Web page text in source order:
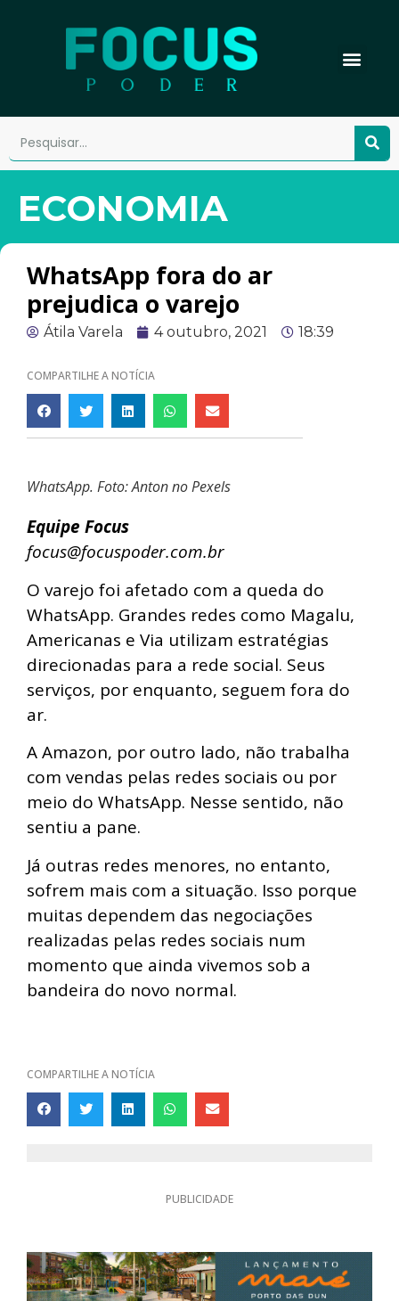
ECONOMIA
WhatsApp fora do ar
prejudica o varejo
Átila Varela 4 outubro, 2021 18:39
COMPARTILHE A NOTÍCIA
WhatsApp. Foto: Anton no Pexels
Equipe Focus
focus@focuspoder.com.br
O varejo foi afetado com a queda do
WhatsApp. Grandes redes como Magalu,
Americanas e Via utilizam estratégias
direcionadas para a rede social. Seus
serviços, por enquanto, seguem fora do
ar.
A Amazon, por outro lado, não trabalha
com vendas pelas redes sociais ou por
meio do WhatsApp. Nesse sentido, não
sentiu a pane.
Já outras redes menores, no entanto,
sofrem mais com a situação. Isso porque
muitas dependem das negociações
realizadas pelas redes sociais num
momento que ainda vivemos sob a
bandeira do novo normal.
COMPARTILHE A NOTÍCIA
PUBLICIDADE